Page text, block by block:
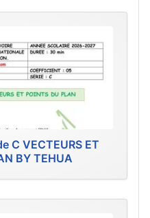
C VECTEURS ET
BY TEHUA